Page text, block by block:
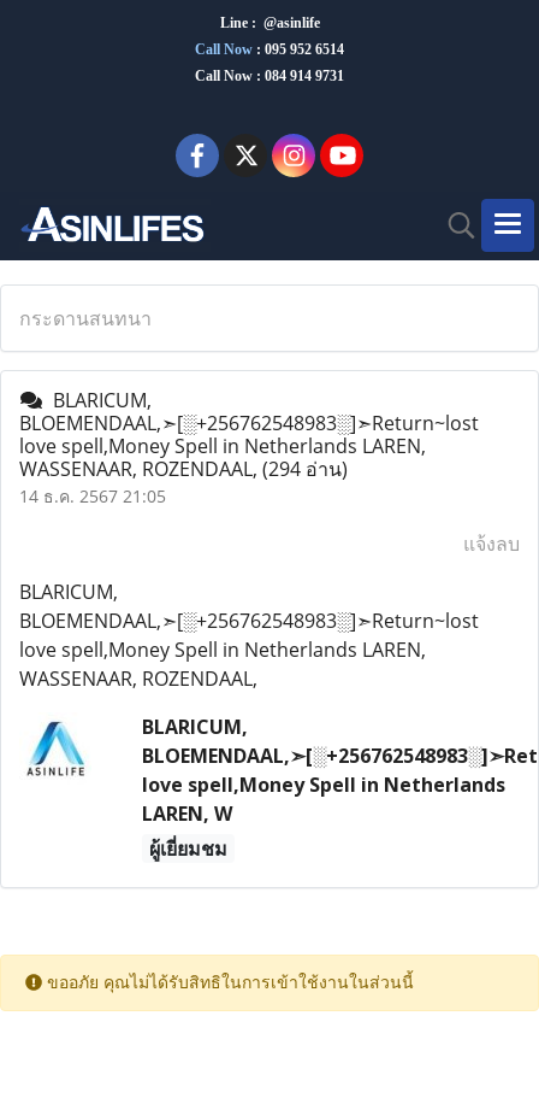
Line : @asinlife
Call Now : 095 952 6514
Call Now : 084 914 9731
กระดานสนทนา
BLARICUM,
BLOEMENDAAL,➣[░+256762548983░]➣Return~lost
love spell,Money Spell in Netherlands LAREN,
WASSENAAR, ROZENDAAL, (294 อ่าน)
14 ธ.ค. 2567 21:05
แจ้งลบ
BLARICUM,
BLOEMENDAAL,➣[░+256762548983░]➣Return~lost
love spell,Money Spell in Netherlands LAREN,
WASSENAAR, ROZENDAAL,
BLARICUM,
love spell,Money Spell in Netherlands
LAREN, W
ผู้เยี่ยมชม
ขออภัย คุณไม่ได้รับสิทธิในการเข้าใช้งานในส่วนนี้